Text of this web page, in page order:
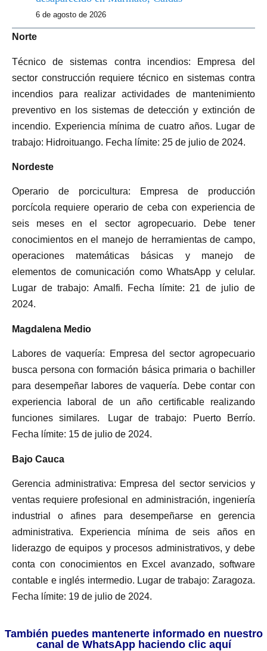
6 de agosto de 2026
Norte
Técnico de sistemas contra incendios: Empresa del
sector construcción requiere técnico en sistemas contra
incendios para realizar actividades de mantenimiento
preventivo en los sistemas de detección y extinción de
incendio. Experiencia mínima de cuatro años. Lugar de
trabajo: Hidroituango. Fecha límite: 25 de julio de 2024.
Nordeste
Operario de porcicultura: Empresa de producción
porcícola requiere operario de ceba con experiencia de
seis meses en el sector agropecuario. Debe tener
conocimientos en el manejo de herramientas de campo,
operaciones matemáticas básicas y manejo de
elementos de comunicación como WhatsApp y celular.
Lugar de trabajo: Amalfi. Fecha límite: 21 de julio de
2024.
Magdalena Medio
Labores de vaquería: Empresa del sector agropecuario
busca persona con formación básica primaria o bachiller
para desempeñar labores de vaquería. Debe contar con
experiencia laboral de un año certificable realizando
funciones similares. Lugar de trabajo: Puerto Berrío.
Fecha límite: 15 de julio de 2024.
Bajo Cauca
Gerencia administrativa: Empresa del sector servicios y
ventas requiere profesional en administración, ingeniería
industrial o afines para desempeñarse en gerencia
administrativa. Experiencia mínima de seis años en
liderazgo de equipos y procesos administrativos, y debe
conta con conocimientos en Excel avanzado, software
contable e inglés intermedio. Lugar de trabajo: Zaragoza.
Fecha límite: 19 de julio de 2024.
También puedes mantenerte informado en nuestro
canal de WhatsApp haciendo clic aquí